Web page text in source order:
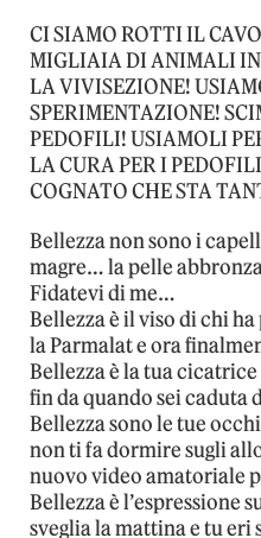
CI SIAMO ROTTI IL
MIGLIAIA DI ANIMALI
LA VIVISEZIONE!
SPERIMENTAZIONE!
PEDOFILI! USIAMOLI
LA CURA PER I
COGNATO CHE STA
Bellezza non sono i
magre… la pelle
Fidatevi di me…
Bellezza è il viso di chi
la Parmalat e ora
Bellezza è la tua
fin da quando sei caduta
Bellezza sono le tue
non ti fa dormire sugli
nuovo video amatoriale
Bellezza è l’espressione
sveglia la mattina e tu eri